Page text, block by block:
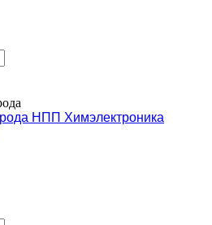
НПП Химэлектроника